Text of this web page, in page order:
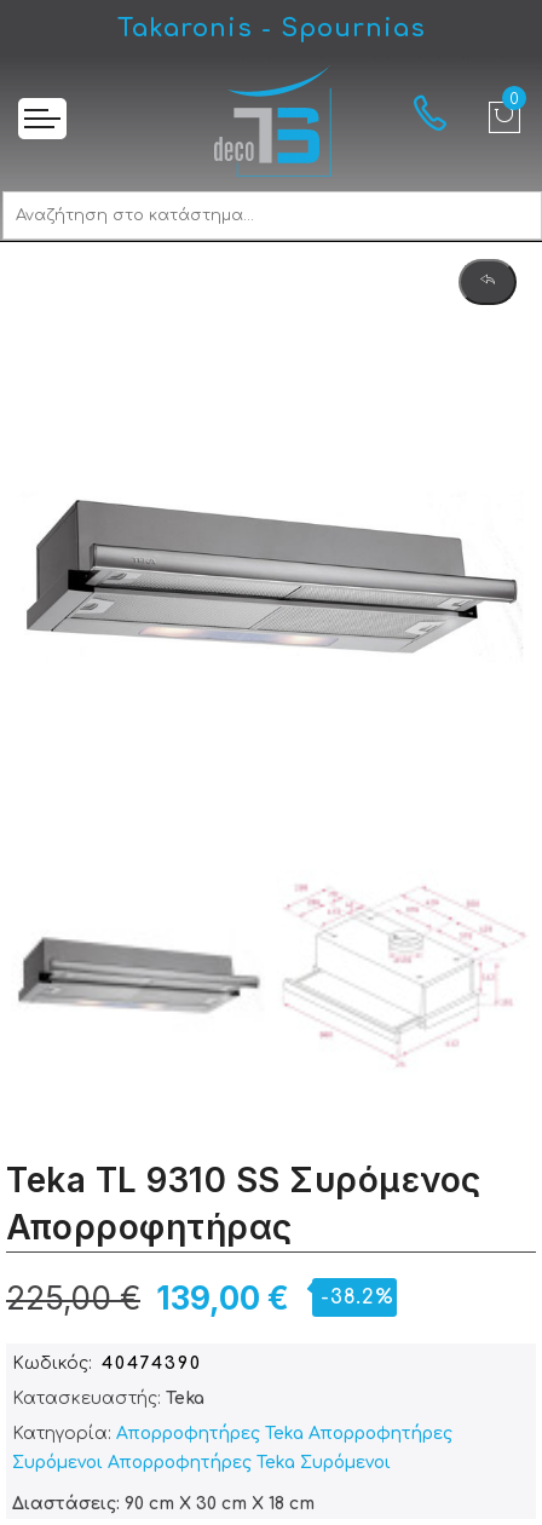
Takaronis - Spournias
Teka TL 9310 SS Συρόμενος Απορροφητήρας
Teka TL 9310 SS Συρόμενος
Απορροφητήρας
139,00 €
225,00 € -38.2%
Κωδικός
40474390
Κατασκευαστής: Teka
Κατηγορία: Απορροφητήρες Teka Απορροφητήρες
Συρόμενοι Απορροφητήρες Teka Συρόμενοι
Διαστάσεις: 90 cm X 30 cm X 18 cm